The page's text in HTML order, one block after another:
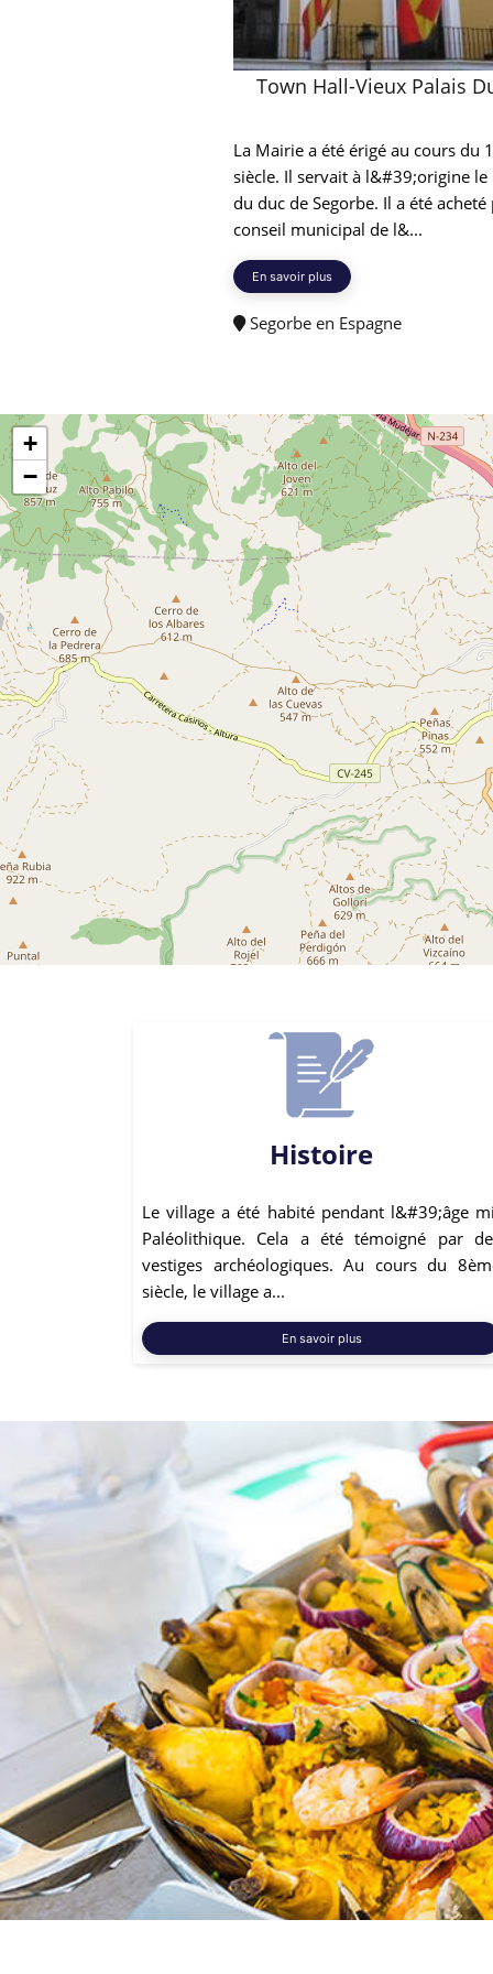
Town Hall-Vieux Palais
La Mairie a été érigé au cours du
siècle. Il servait à l&#39;origine le
du duc de Segorbe. Il a été acheté
conseil municipal de l&...
En savoir plus
Segorbe en Espagne
+
−
Histoire
Le village a été habité pendant l&#39;âge
Paléolithique. Cela a été témoigné par
vestiges archéologiques. Au cours du
siècle, le village a...
En savoir plus